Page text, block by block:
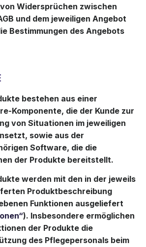
von Widersprüchen zwischen
und dem jeweiligen Angebot
Bestimmungen des Angebots
bestehen aus einer
Komponente, die der Kunde zur
von Situationen im jeweiligen
sowie aus der
Software, die die
der Produkte bereitstellt.
werden mit den in der jeweils
Produktbeschreibung
Funktionen ausgeliefert
). Insbesondere ermöglichen
der Produkte die
des Pflegepersonals beim